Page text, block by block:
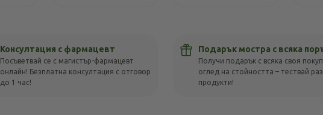
Консултация с фармацевт
Посъветвай се с магистър-фармацевт
онлайн! Безплатна консултация с отговор
до 1 час!
Подарък мостра с всяка
Получи подарък с всяка своя
оглед на стойността – тествай
продукти!